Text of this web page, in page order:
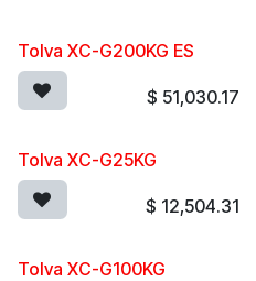
Tolva XC-G200KG ES
$ 51,030.17
Tolva XC-G25KG
$ 12,504.31
Tolva XC-G100KG